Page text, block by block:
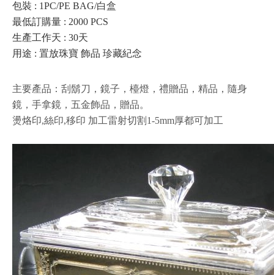
包裝 : 1PC/PE BAG/白盒
最低訂購量 : 2000 PCS
生產工作天 : 30天
用途 : 置放珠寶 飾品 珍藏紀念
主要產品：刮鬍刀，鏡子，檯燈，禮贈品，精品，隨身
鏡，手拿鏡，五金飾品，贈品。
燙烙印,絲印,移印 加工雷射切割1-5mm厚都可加工